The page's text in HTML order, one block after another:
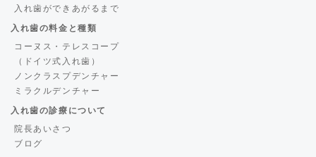
入れ歯ができあがるまで
入れ歯の料金と種類
コーヌス・テレスコープ
（ドイツ式入れ歯）
ノンクラスプデンチャー
ミラクルデンチャー
入れ歯の診療について
院長あいさつ
ブログ